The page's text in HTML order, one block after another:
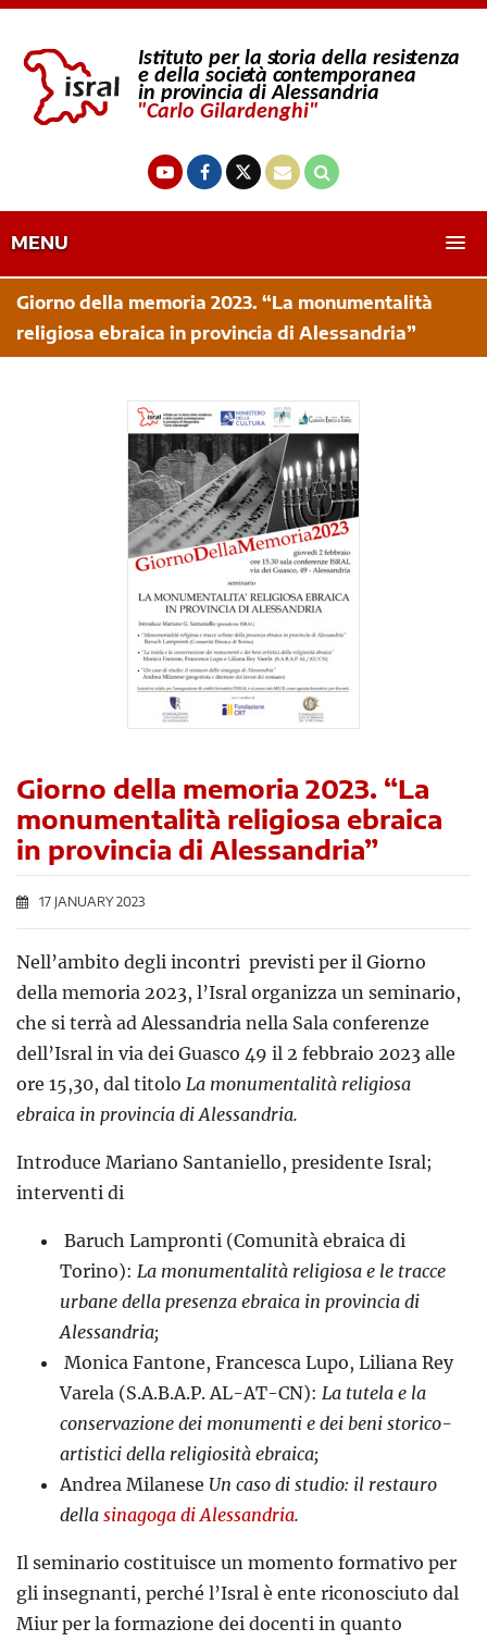
MENU
Giorno della memoria 2023. “La monumentalità
religiosa ebraica in provincia di Alessandria”
Giorno della memoria 2023. “La
monumentalità religiosa ebraica
in provincia di Alessandria”
17 JANUARY 2023
Nell’ambito degli incontri previsti per il Giorno
della memoria 2023, l’Isral organizza un seminario,
che si terrà ad Alessandria nella Sala conferenze
dell’Isral in via dei Guasco 49 il 2 febbraio 2023 alle
ore 15,30, dal titolo La monumentalità religiosa
ebraica in provincia di Alessandria.
Introduce Mariano Santaniello, presidente Isral;
interventi di
Baruch Lampronti (Comunità ebraica di
Torino): La monumentalità religiosa e le tracce
urbane della presenza ebraica in provincia di
Alessandria;
Monica Fantone, Francesca Lupo, Liliana Rey
Varela (S.A.B.A.P. AL-AT-CN): La tutela e la
conservazione dei monumenti e dei beni storico-
artistici della religiosità ebraica;
Andrea Milanese Un caso di studio: il restauro
della sinagoga di Alessandria.
Il seminario costituisce un momento formativo per
gli insegnanti, perché l’Isral è ente riconosciuto dal
Miur per la formazione dei docenti in quanto